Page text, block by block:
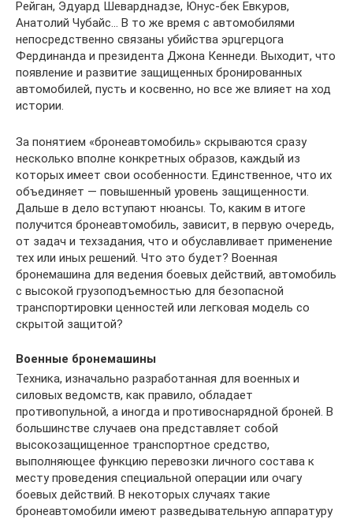
Рейган, Эдуард Шеварднадзе, Юнус-бек Евкуров,
Анатолий Чубайс… В то же время с автомобилями
непосредственно связаны убийства эрцгерцога
Фердинанда и президента Джона Кеннеди. Выходит, что
появление и развитие защищенных бронированных
автомобилей, пусть и косвенно, но все же влияет на ход
истории.
За понятием «бронеавтомобиль» скрываются сразу
несколько вполне конкретных образов, каждый из
которых имеет свои особенности. Единственное, что их
объединяет — повышенный уровень защищенности.
Дальше в дело вступают нюансы. То, каким в итоге
получится бронеавтомобиль, зависит, в первую очередь,
от задач и техзадания, что и обуславливает применение
тех или иных решений. Что это будет? Военная
бронемашина для ведения боевых действий, автомобиль
с высокой грузоподъемностью для безопасной
транспортировки ценностей или легковая модель со
скрытой защитой?
Военные бронемашины
Техника, изначально разработанная для военных и
силовых ведомств, как правило, обладает
противопульной, а иногда и противоснарядной броней. В
большинстве случаев она представляет собой
высокозащищенное транспортное средство,
выполняющее функцию перевозки личного состава к
месту проведения специальной операции или очагу
боевых действий. В некоторых случаях такие
бронеавтомобили имеют разведывательную аппаратуру